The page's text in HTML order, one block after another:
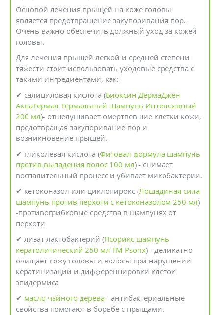
Основой лечения прыщей на коже головы
является предотвращение закупоривания пор.
Очень важно обеспечить должный уход за кожей
головы.
Для лечения прыщей легкой и средней степени
тяжести стоит использовать уходовые средства с
такими ингредиентами, как:
✔ салициловая кислота (Биоксин ДермаДжен
АкваТермал Термальный Шампунь Интенсивный
200 мл)- отшелушивает омертвевшие клетки кожи,
предотвращая закупоривание пор и
возникновение прыщей.
✔ гликолевая кислота (Фитовал формула шампунь
против выпадения волос 100 мл) - снимает
воспалительный процесс и убивает микобактерии.
✔ кетоконазол или циклопирокс (Лошадиная сила
шампунь против перхоти с кетоконазолом 250 мл)
-противогрибковые средства в шампунях от
перхоти
✔ лизат лактобактерий (Псорикс шампунь
кератолитический 250 мл ТМ Psorix) - деликатно
очищает кожу головы и волосы при нарушении
кератинизации и дифференцировки клеток
эпидермиса
✔ масло чайного дерева- антибактериальные
свойства помогают в борьбе с прыщами.